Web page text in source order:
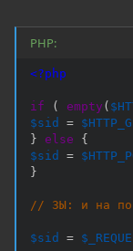
PHP:
<?php
if ( empty (
$sid
=
}
else
{
$sid
=
}
// ЗЫ: и на
$sid =